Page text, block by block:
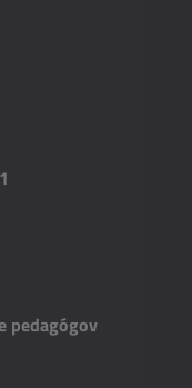
pedagógov